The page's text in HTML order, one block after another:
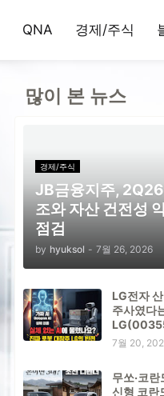
QNA 경제/주식
많이 본 뉴스
경제/주식
JB금융지주,
조와 자산 건전성
점검
by hyuksol - 7월 26, 2026
LG전자
주사였다
7월 20,
무쏘·코
신형 코란